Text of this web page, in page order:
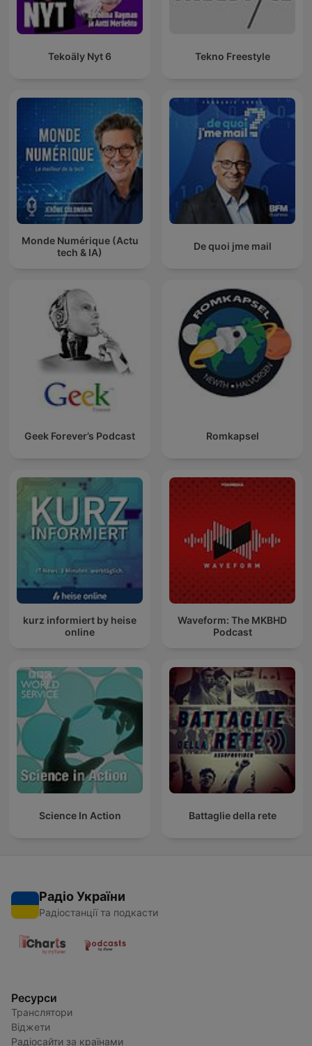
Tekoäly Nyt 6 Tekno Freestyle
Monde Numérique (Actu
tech & IA)
De quoi jme mail
Geek Forever’s Podcast Romkapsel
kurz informiert by heise
online
Waveform: The MKBHD
Podcast
Science In Action Battaglie della rete
Радіо України
Радіостанції та подкасти
Ресурси
Транслятори
Віджети
Радіосайти за країнами